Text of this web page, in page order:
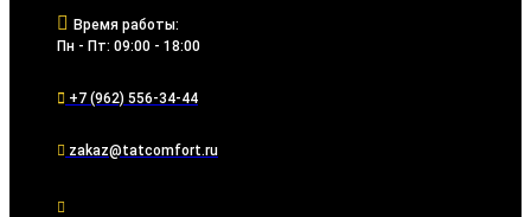
Время работы:
Пн - Пт: 09:00 - 18:00
+7 (962) 556-34-44
zakaz@tatcomfort.ru